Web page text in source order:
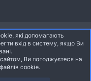
XenForo Ltd.
XenForo Ltd. | dev: Pages
які допомагають
вхід в систему, якщо Ви
Ви погоджуєтеся на
cookie.